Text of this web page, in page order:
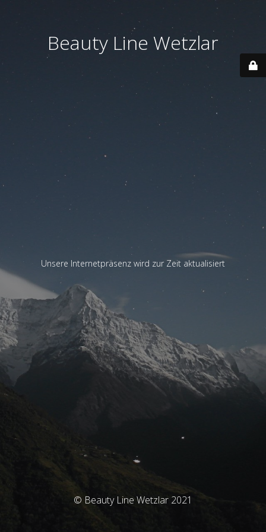
Beauty Line Wetzlar
Unsere Internetpräsenz wird zur Zeit aktualisiert
© Beauty Line Wetzlar 2021